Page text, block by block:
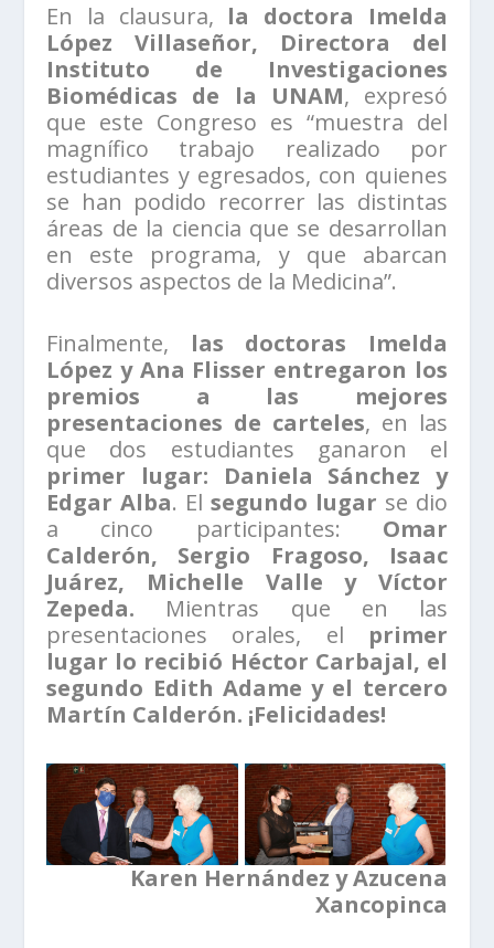
En la clausura, la doctora Imelda
López Villaseñor, Directora del
Instituto de Investigaciones
Biomédicas de la UNAM, expresó
que este Congreso es “muestra del
magnífico trabajo realizado por
estudiantes y egresados, con quienes
se han podido recorrer las distintas
áreas de la ciencia que se desarrollan
en este programa, y que abarcan
diversos aspectos de la Medicina”.
Finalmente, las doctoras Imelda
López y Ana Flisser entregaron los
premios a las mejores
presentaciones de carteles, en las
que dos estudiantes ganaron el
primer lugar: Daniela Sánchez y
Edgar Alba. Elsegundo lugar se dio
a cinco participantes: Omar
Calderón, Sergio Fragoso, Isaac
Juárez, Michelle Valle y Víctor
Zepeda. Mientras que en las
presentaciones orales, el primer
lugar lo recibió Héctor Carbajal, el
segundo Edith Adame y el tercero
Martín Calderón. ¡Felicidades!
Karen Hernández y Azucena
Xancopinca